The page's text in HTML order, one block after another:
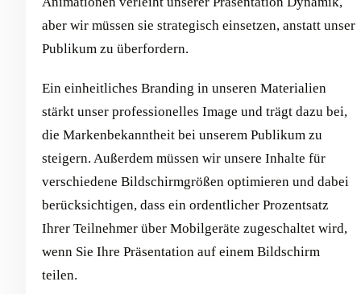
aber wir müssen sie strategisch einsetzen, anstatt unser
Publikum zu überfordern.
Ein einheitliches Branding in unseren Materialien
stärkt unser professionelles Image und trägt dazu bei,
die Markenbekanntheit bei unserem Publikum zu
steigern. Außerdem müssen wir unsere Inhalte für
verschiedene Bildschirmgrößen optimieren und dabei
berücksichtigen, dass ein ordentlicher Prozentsatz
Ihrer Teilnehmer über Mobilgeräte zugeschaltet wird,
wenn Sie Ihre Präsentation auf einem Bildschirm
teilen.